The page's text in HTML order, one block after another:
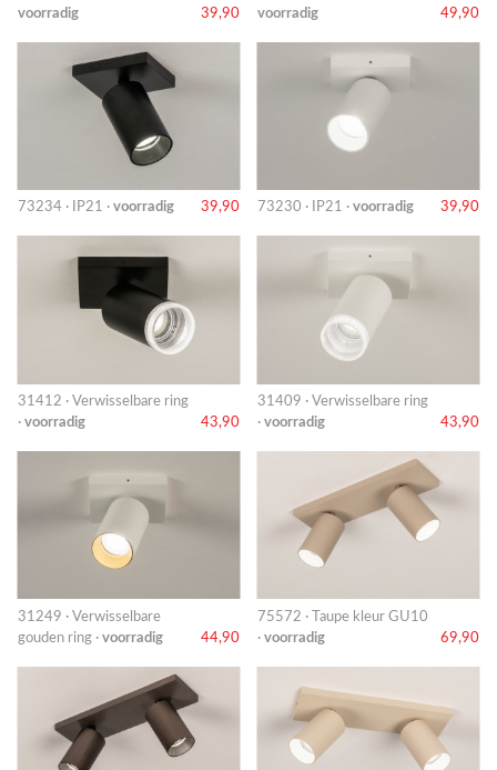
voorradig
39,90
voorradig
49,90
73234 · IP21 · voorradig 39,90 73230 · IP21 · voorradig 39,90
31412 · Verwisselbare ring
· voorradig 43,90
31409 · Verwisselbare ring
· voorradig 43,90
31249 · Verwisselbare
gouden ring · voorradig 44,90
75572 · Taupe kleur GU10
· voorradig 69,90